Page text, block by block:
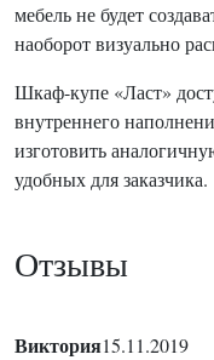
мебель не будет
наоборот визуально
Шкаф-купе «Ласт»
внутреннего
изготовить
удобных для заказчика.
Отзывы
Виктория15.11.2019